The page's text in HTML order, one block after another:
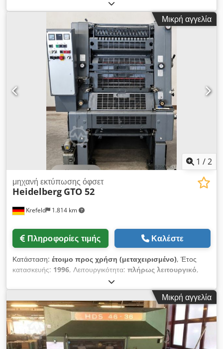
Serial-No. 01/124 Πλάτος αναδίπλωσης max. 450mm 1.
Μονάδα αναδίπλωσης 4 πόρπες 1η μονάδα αναδίπλωσης 1
μαχαίρι Dcedpoh Ax Uiofx Abtok Έλεγχος μηχανής MBO
MCC2 Παράδοση ρεύματος Περιλαμβάνονται εγχειρίδια
Επιθεώρηση βίντεο σε απευθείας σύνδεση μέσω Skype Video
Θα χαιρόμασταν πολύ με την επίσκεψή σας - περισσότερες
μηχανές σε απόθεμα Διαθέσιμα άμεσα - Μπορούν να
επιθεωρηθούν Σε απόθεμα Emskirchen / Νυρεμβέργη -
Μπορεί να ελεγχθεί
Μικρή αγγελία
1 /2
Krefeld 1.814 km
μηχανή εκτύπωσης όφσετ
Heidelberg GTO 52
Πληροφορίες τιμής Καλέστε
Κατάσταση: έτοιμο προς χρήση (μεταχειρισμένο), Έτος
κατασκευής: 1996, Λειτουργικότητα: πλήρως λειτουργικό,
Heidelberg GTO 52 Έτος κατασκευής 1996 Σύστημα
ψεκασμού σκόνης Σύστημα υγρασίας βερνικιού Kompac
Djdpfx Aszpamgsbtock
Μικρή αγγελία